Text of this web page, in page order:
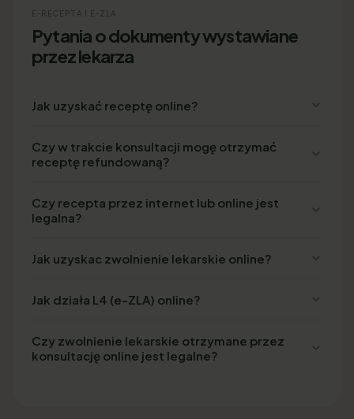
E-RECEPTA I E-ZLA
Pytania o dokumenty wystawiane
przez lekarza
Jak uzyskać receptę online?
Czy w trakcie konsultacji mogę otrzymać
receptę refundowaną?
Czy recepta przez internet lub online jest
legalna?
Jak uzyskac zwolnienie lekarskie online?
Jak działa L4 (e-ZLA) online?
Czy zwolnienie lekarskie otrzymane przez
konsultację online jest legalne?